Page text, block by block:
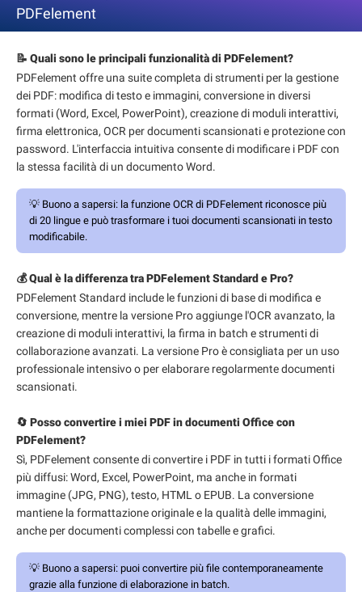
PDFelement
📝 Quali sono le principali funzionalità di PDFelement?
PDFelement offre una suite completa di strumenti per la gestione
dei PDF: modifica di testo e immagini, conversione in diversi
formati (Word, Excel, PowerPoint), creazione di moduli interattivi,
firma elettronica, OCR per documenti scansionati e protezione con
password. L'interfaccia intuitiva consente di modificare i PDF con
la stessa facilità di un documento Word.
💡 Buono a sapersi: la funzione OCR di PDFelement riconosce più
di 20 lingue e può trasformare i tuoi documenti scansionati in testo
modificabile.
💰 Qual è la differenza tra PDFelement Standard e Pro?
PDFelement Standard include le funzioni di base di modifica e
conversione, mentre la versione Pro aggiunge l'OCR avanzato, la
creazione di moduli interattivi, la firma in batch e strumenti di
collaborazione avanzati. La versione Pro è consigliata per un uso
professionale intensivo o per elaborare regolarmente documenti
scansionati.
🔄 Posso convertire i miei PDF in documenti Office con
PDFelement?
Sì, PDFelement consente di convertire i PDF in tutti i formati Office
più diffusi: Word, Excel, PowerPoint, ma anche in formati
immagine (JPG, PNG), testo, HTML o EPUB. La conversione
mantiene la formattazione originale e la qualità delle immagini,
anche per documenti complessi con tabelle e grafici.
💡 Buono a sapersi: puoi convertire più file contemporaneamente
grazie alla funzione di elaborazione in batch.